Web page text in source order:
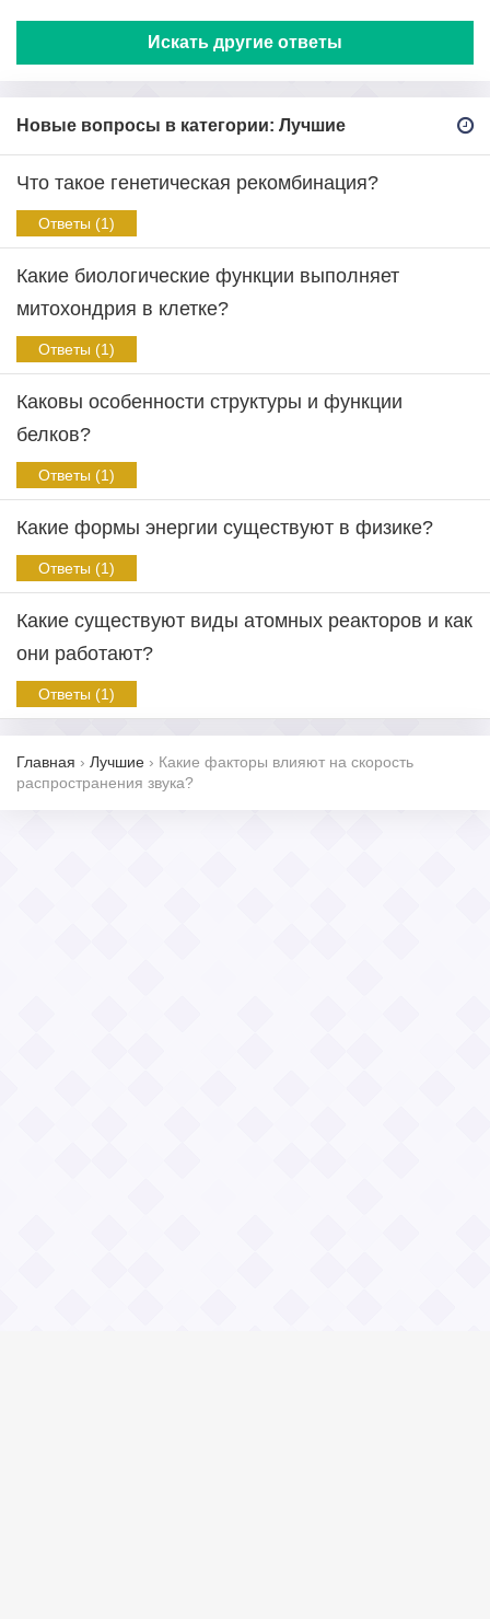
Искать другие ответы
Новые вопросы в категории: Лучшие
Что такое генетическая рекомбинация?
Ответы (1)
Какие биологические функции выполняет
митохондрия в клетке?
Ответы (1)
Каковы особенности структуры и функции
белков?
Ответы (1)
Какие формы энергии существуют в физике?
Ответы (1)
Какие существуют виды атомных реакторов и как
они работают?
Ответы (1)
Главная › Лучшие › Какие факторы влияют на скорость
распространения звука?